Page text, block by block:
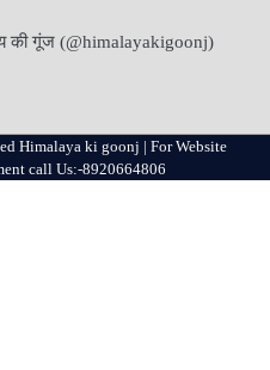
की गूंज (@himalayakigoonj)
Himalaya ki goonj | For Website
call Us:-8920664806